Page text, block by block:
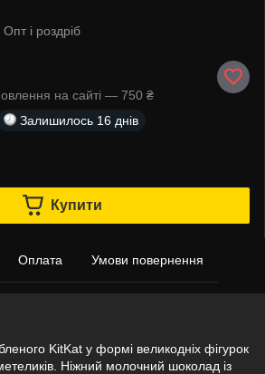
Опт і роздріб
на сайті — 750 ₴
Залишилось 16 днів
Купити
Оплата Умови повернення
KitKat у формі великодніх фігурок
Ніжний молочний шоколад із